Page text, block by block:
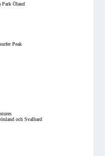
Park Öland
Peak
och Svalbard